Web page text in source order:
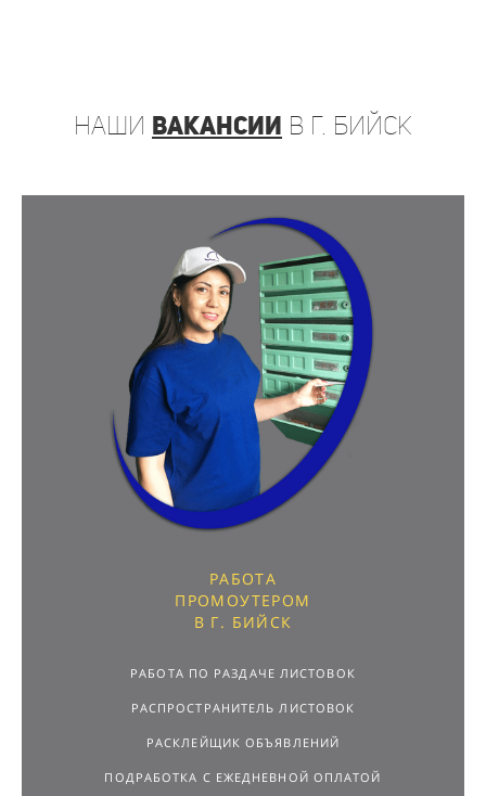
наши вакансии в г. Бийск
РАБОТА
ПРОМОУТЕРОМ
В Г. БИЙСК
РАБОТА ПО РАЗДАЧЕ ЛИСТОВОК
РАСПРОСТРАНИТЕЛЬ ЛИСТОВОК
РАСКЛЕЙЩИК ОБЪЯВЛЕНИЙ
ПОДРАБОТКА С ЕЖЕДНЕВНОЙ ОПЛАТОЙ